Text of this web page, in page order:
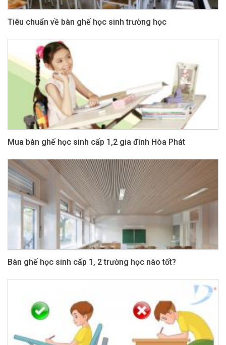
Tiêu chuẩn về bàn ghế học sinh trường học
Mua bàn ghế học sinh cấp 1,2 gia đình Hòa Phát
Bàn ghế học sinh cấp 1, 2 trường học nào tốt?